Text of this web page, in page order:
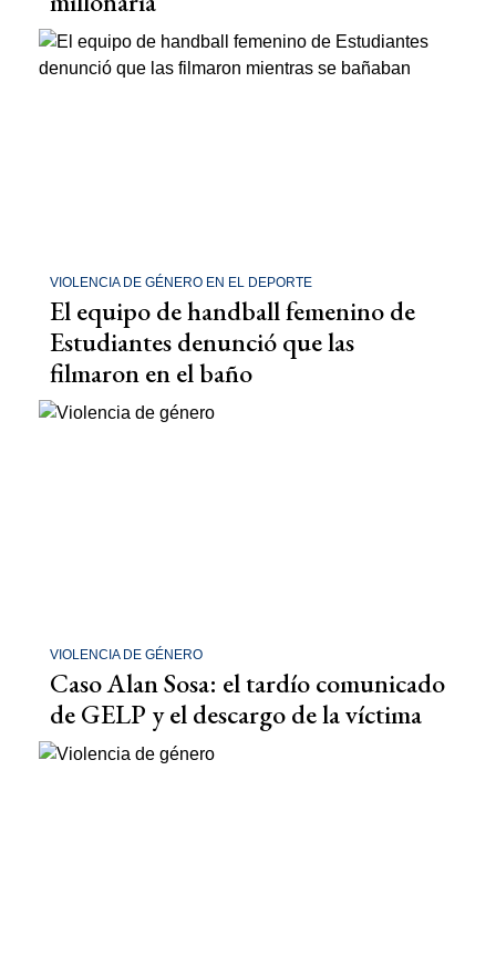
VIOLENCIA DE GÉNERO EN EL DEPORTE
El equipo de handball femenino de
Estudiantes denunció que las
filmaron en el baño
VIOLENCIA DE GÉNERO
Caso Alan Sosa: el tardío comunicado
de GELP y el descargo de la víctima